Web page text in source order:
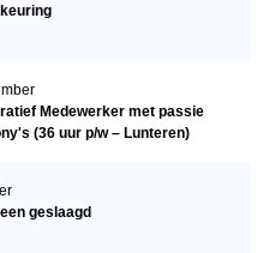
Medewerker met passie
(36 uur p/w – Lunteren)
geslaagd